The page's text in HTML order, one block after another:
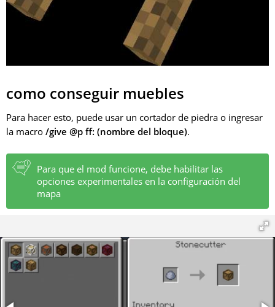
como conseguir muebles
Para hacer esto, puede usar un cortador de piedra o ingresar
la macro /give @p ff: (nombre del bloque).
Para que el mod funcione, debe habilitar las
opciones experimentales en la configuración del
mapa